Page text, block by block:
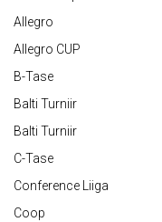
Allegro
Allegro CUP
B-Tase
Balti Turniir
Balti Turniir
C-Tase
Conference Liiga
Coop